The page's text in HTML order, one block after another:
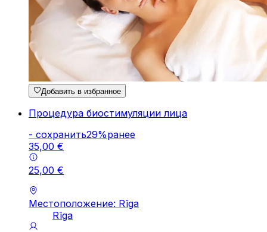
Добавить в избранное
Процедура биостимуляции лица
- cохранить29%ранее
35,00 €
25,00 €
Местоположение: Rīga
Rīga